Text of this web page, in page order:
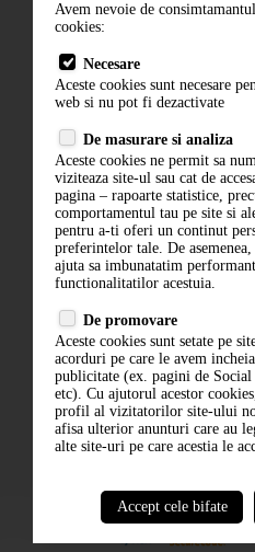
Cum comand
Livrare
Contact
Politica de confidentialitate
ANPC
ABONARE LA
Avem nevoie de
cookies:
Necesare
Aceste cookies sunt necesare
web si nu pot fi dezactivate
De masurare si analiza
Aceste cookies ne permit sa
viziteaza site-ul sau cat de
pagina – rapoarte statistice,
comportamentul tau pe site si
pentru a-ti oferi un continut
preferintelor tale. De
ajuta sa imbunatatim
functionalitatilor acestuia.
De promovare
Aceste cookies sunt setate pe
acorduri pe care le avem
publicitate (ex. pagini de
etc). Cu ajutorul acestor
profil al vizitatorilor site-ului
afisa ulterior anunturi care au
alte site-uri pe care acestia le
Accept cele bifate